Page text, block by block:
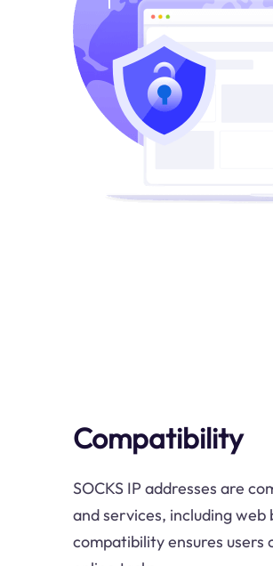
Compatibility
SOCKS IP addresses are
and services, including
compatibility ensures users